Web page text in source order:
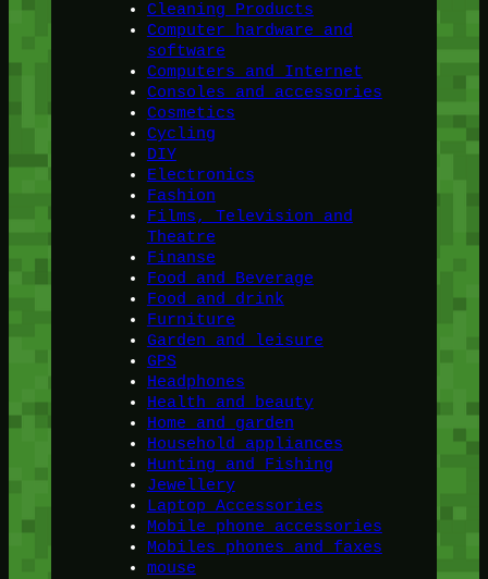
Cleaning Products
Computer hardware and
software
Computers and Internet
Consoles and accessories
Cosmetics
Cycling
DIY
Electronics
Fashion
Films, Television and
Theatre
Finanse
Food and Beverage
Food and drink
Furniture
Garden and leisure
GPS
Headphones
Health and beauty
Home and garden
Household appliances
Hunting and Fishing
Jewellery
Laptop Accessories
Mobile phone accessories
Mobiles phones and faxes
mouse